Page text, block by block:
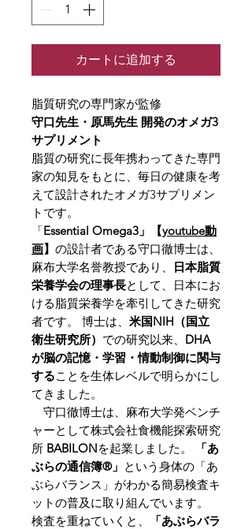
カートに追加する
脂質研究の専門家が監修
守口先生・原馬先生 開発のオメガ3
サプリメント
脂質の研究に長年携わってきた専門
家の知見をもとに、毎日の健康を考
えて設計されたオメガ3サプリメン
トです。
「Essential Omega3」【youtube動
画】 の設計者である守口徹博士は、
麻布大学名誉教授であり、
日本脂質
栄養学会の理事長として、日本にお
ける脂質栄養学を牽引してきた研究
者です。 博士は、 米国NIH（国立
衛生研究所） での研究以来、 DHA
が脳の記憶・学習・情動制御に関与
することを生体レベルで明らかにし
てきました。
守口徹博士は、麻布大学発ベンチ
ャーとして株式会社食機能探索研究
所 BABILONを起業しました。
「あ
ぶらの通信簿®」 という身体の「あ
ぶらバランス」がわかる簡易検査キ
ットの普及に取り組んでいます。
検査を重ねていくと、
「あぶらバラ